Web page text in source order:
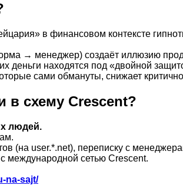
в финансовом контексте
→ менеджер) создаёт иллюзию
деньги находятся под «двойной
сами обмануты, снижает
в схему Crescent?
людей.
(на user.*.net), переписку с
с международной сетью Crescent.
na-sajt/